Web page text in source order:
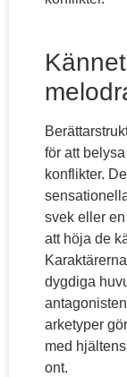
för att
konflikter.
svek eller en
att höja de
dygdiga
arketyper
med
ont.